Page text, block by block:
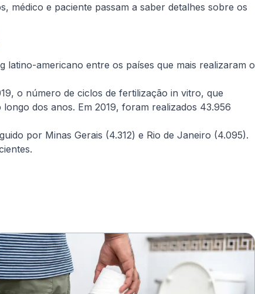
médico e paciente passam a saber detalhes sobre os
americano entre os países que mais realizaram o
o número de ciclos de fertilização in vitro, que
dos anos. Em 2019, foram realizados 43.956
por Minas Gerais (4.312) e Rio de Janeiro (4.095).